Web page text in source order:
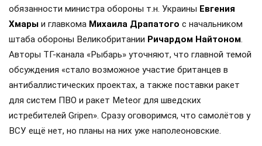
обязанности министра обороны т.н. Украины Евгения
Хмары и главкома Михаила Драпатого с начальником
штаба обороны Великобритании Ричардом Найтоном.
Авторы ТГ-канала «Рыбарь» уточняют, что главной темой
обсуждения «стало возможное участие британцев в
антибаллистических проектах, а также поставки ракет
для систем ПВО и ракет Meteor для шведских
истребителей Gripen». Сразу оговоримся, что самолётов у
ВСУ ещё нет, но планы на них уже наполеоновские.